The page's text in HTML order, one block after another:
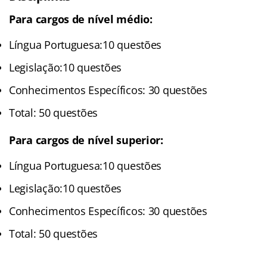
Para cargos de nível médio:
Língua Portuguesa:10 questões
Legislação:10 questões
Conhecimentos Específicos: 30 questões
Total: 50 questões
Para cargos de nível superior:
Língua Portuguesa:10 questões
Legislação:10 questões
Conhecimentos Específicos: 30 questões
Total: 50 questões